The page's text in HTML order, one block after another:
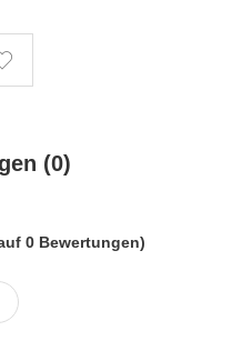
(0)
0 Bewertungen)